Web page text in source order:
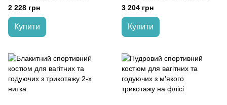
велосипедки) лимонного
кольору
2 228 грн
Купити
штанів
3 204 грн
Купити